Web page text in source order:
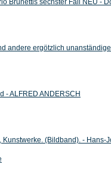
Brunettis sechster Fall NEU -
andere ergötzlich
- ALFRED ANDERSCH
Kunstwerke. (Bildband). - Hans-